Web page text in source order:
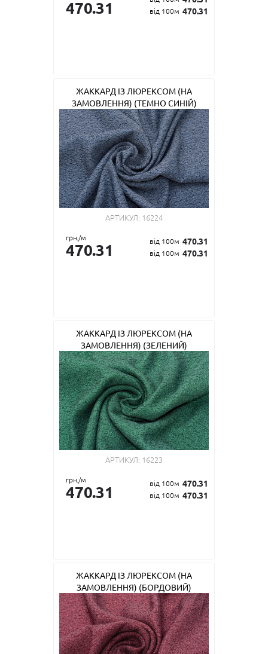
470.31 від 100м 470.31
ЖАККАРД ІЗ ЛЮРЕКСОМ (НА
ЗАМОВЛЕННЯ) (ТЕМНО СИНІЙ)
АРТИКУЛ: 16224
грн./м
470.31 від 100м 470.31
від 100м 470.31
ЖАККАРД ІЗ ЛЮРЕКСОМ (НА
ЗАМОВЛЕННЯ) (ЗЕЛЕНИЙ)
АРТИКУЛ: 16223
грн./м
470.31 від 100м 470.31
від 100м 470.31
ЖАККАРД ІЗ ЛЮРЕКСОМ (НА
ЗАМОВЛЕННЯ) (БОРДОВИЙ)